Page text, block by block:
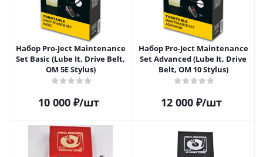
Набор Pro-Ject Maintenance
Set Basic (Lube It, Drive Belt,
OM 5E Stylus)
10 000₽/шт
Набор Pro-Ject Maintenance
Set Advanced (Lube It, Drive
Belt, OM 10 Stylus)
12 000₽/шт